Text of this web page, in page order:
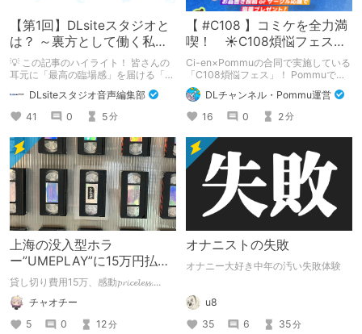
【第1回】DLsiteスタジオと
は？ ～裏方として働く私た
ちの紹介
💡 この記事のハイライト！ 皆さんの
耳元に「最高の臨場感」を届ける「サ
ウンドエンジニアの仕事」のリアルな
舞台裏を大公開！ スマートな専門
職……と思いきや、実態は「音の変態
（褒め言葉）」が集まるチーム！？
成人男性スタッフがダミヘに抱きつ
き、スタジオにアダルトグッズが転が
る超大真面目な理由とは？ クオリテ
ィ向上のための、ちょっとシュールな
（？）試行錯誤をたっぷりご紹介しま
す！
DLsiteスタジオ音声編集部
41
0 5分
【 #C108 】コミケを全力満
喫！ ☀C108煩悩フェス☀
Pommu版のご案内
Ci-en×Pommuの合同で実施している
「C108煩悩フェス」！ Pommuでの
参加方法について、改めてこちらでも
ご案内いたします！
DLチャンネル・Pommu運営
16
0 2分
上海の没入型ホラ
ー”UMEPLAY”に15万円払っ
たら、2作品とも号泣した※
ネタバレなし
貸し切り費用15万、感動𝓹𝓻𝓲𝓬𝓮𝓵𝓮𝓼𝓼....
チャオチー
5
0 12分
オナニストの失敗
オナニー大好き中年の汚い失敗体験
u8
35
6 35分